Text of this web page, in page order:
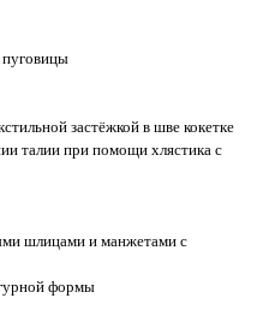
пуговицы
застёжкой в шве кокетке
талии при помощи хлястика с
шлицами и манжетами с
формы